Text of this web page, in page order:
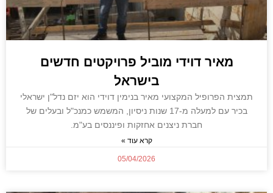
מאיר דוידי מוביל פרויקטים חדשים
בישראל
תמצית הפרופיל המקצועי מאיר בנימין דוידי הוא יזם נדל"ן ישראלי
בכיר עם למעלה מ-17 שנות ניסיון, המשמש כמנכ"ל ובעלים של
חברת ניצנים אחזקות ופיננסים בע"מ.
קרא עוד »
05/04/2026